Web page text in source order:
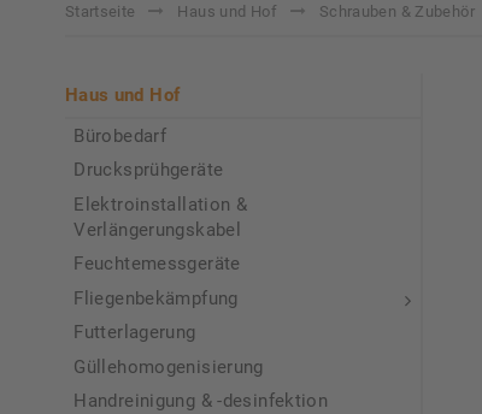
Startseite Haus und Hof Schrauben & Zubehör
Haus und Hof
Bürobedarf
Drucksprühgeräte
Elektroinstallation &
Verlängerungskabel
Feuchtemessgeräte
Fliegenbekämpfung
Futterlagerung
Güllehomogenisierung
Handreinigung & -desinfektion